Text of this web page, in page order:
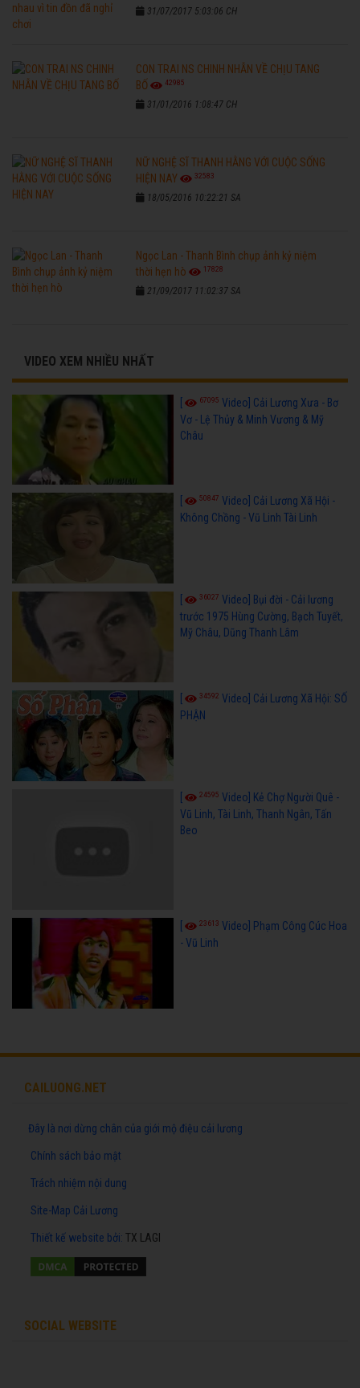
31/07/2017 5:03:06 CH
CON TRAI NS CHINH NHẪN VỀ CHỊU TANG
BỐ
42985
31/01/2016 1:08:47 CH
NỮ NGHỆ SĨ THANH HẰNG VỚI CUỘC SỐNG
HIỆN NAY
32583
18/05/2016 10:22:21 SA
Ngọc Lan - Thanh Bình chụp ảnh kỷ niệm
thời hẹn hò
17828
21/09/2017 11:02:37 SA
VIDEO XEM NHIỀU NHẤT
[ 67095 Video] Cải Lương Xưa - Bơ
Vơ - Lệ Thủy & Minh Vương & Mỹ
Châu
50847 Video] Cải Lương Xã Hội -
Không Chồng - Vũ Linh Tài Linh
36027 Video] Bụi đời - Cải lương
trước 1975 Hùng Cường, Bạch Tuyết,
Mỹ Châu, Dũng Thanh Lâm
34592 Video] Cải Lương Xã Hội: SỐ
PHẬN
24595 Video] Kẻ Chợ Người Quê -
Vũ Linh, Tài Linh, Thanh Ngân, Tấn
Beo
23613 Video] Phạm Công Cúc Hoa
- Vũ Linh
CAILUONG.NET
Đây là nơi dừng chân của giới mộ điệu cải lương
Chính sách bảo mật
Trách nhiệm nội dung
Site-Map Cải Lương
Thiết kế website bởi: TX LAGI
SOCIAL WEBSITE